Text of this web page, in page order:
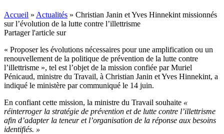
Accueil » Actualités » Christian Janin et Yves Hinnekint missionnés
sur l’évolution de la lutte contre l’illettrisme
Partager l'article sur
« Proposer les évolutions nécessaires pour une amplification ou un
renouvellement de la politique de prévention de la lutte contre
l’illettrisme », tel est l’objet de la mission confiée par Muriel
Pénicaud, ministre du Travail, à Christian Janin et Yves Hinnekint, a
indiqué le ministère par communiqué le 14 juin.
En confiant cette mission, la ministre du Travail souhaite «
réinterroger la stratégie de prévention et de lutte contre l’illettrisme
afin d’adapter la teneur et l’organisation de la réponse aux besoins
identifiés. »